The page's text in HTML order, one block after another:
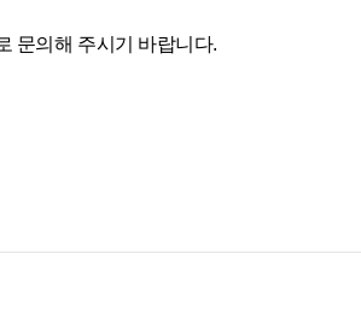
문의해 주시기 바랍니다.